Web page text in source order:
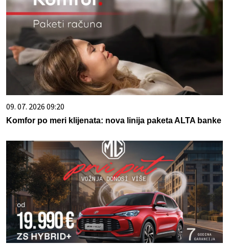
09. 07. 2026 09:20
Komfor po meri klijenata: nova linija paketa ALTA banke